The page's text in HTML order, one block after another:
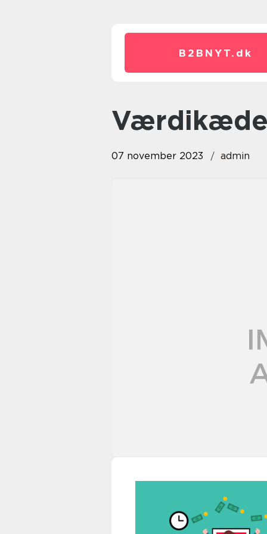
B2BNYT. dk
07 november 2023 admin